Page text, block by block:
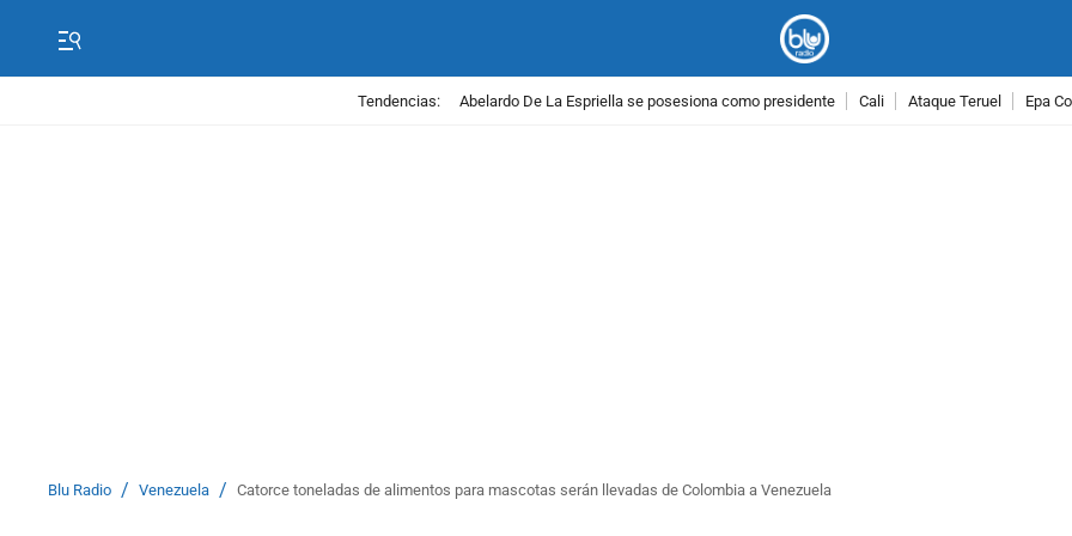
Tendencias: Abelardo De La Espriella se posesiona como presidente Cali Ataque Teruel Epa
Blu Radio / Venezuela / Catorce toneladas de alimentos para mascotas serán llevadas de Colombia a Venezuela